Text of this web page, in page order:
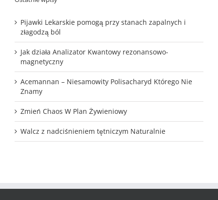
Pijawki Lekarskie pomogą przy stanach zapalnych i
złagodzą ból
Jak działa Analizator Kwantowy rezonansowo-
magnetyczny
Acemannan – Niesamowity Polisacharyd Którego Nie
Znamy
Zmień Chaos W Plan Żywieniowy
Walcz z nadciśnieniem tętniczym Naturalnie